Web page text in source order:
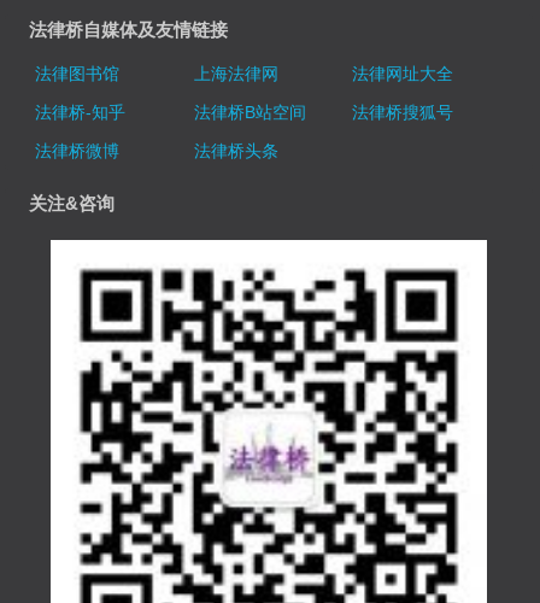
法律桥自媒体及友情链接
法律图书馆 上海法律网
法律网址大全
法律桥-知乎
法律桥B站空间
法律桥搜狐号
法律桥微博
法律桥头条
关注&咨询